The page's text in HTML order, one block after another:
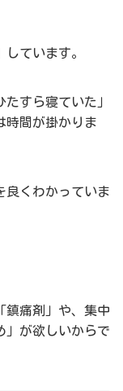
ています。
すら寝ていた」
時間が掛かりま
良くわかっていま
鎮痛剤」や、集中
」が欲しいからで